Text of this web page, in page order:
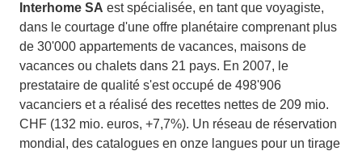
Interhome SA est spécialisée, en tant que voyagiste,
dans le courtage d'une offre planétaire comprenant plus
de 30'000 appartements de vacances, maisons de
vacances ou chalets dans 21 pays. En 2007, le
prestataire de qualité s'est occupé de 498'906
vacanciers et a réalisé des recettes nettes de 209 mio.
CHF (132 mio. euros, +7,7%). Un réseau de réservation
mondial, des catalogues en onze langues pour un tirage